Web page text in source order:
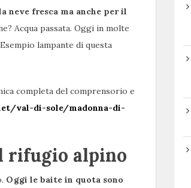
neve fresca ma anche per il
Acqua passata. Oggi in molte
lampante di questa
completa del comprensorio e
val-di-sole/madonna-di-
rifugio alpino
Oggi le baite in quota sono